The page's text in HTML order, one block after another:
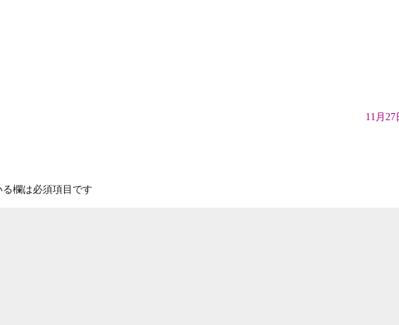
11月
欄は必須項目です